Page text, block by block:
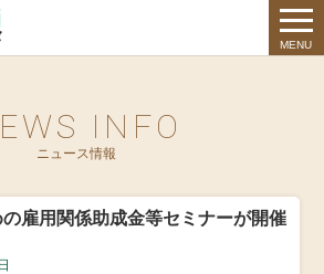
MENU
INFO
ニュース情報
雇用関係助成金等セミナーが開催